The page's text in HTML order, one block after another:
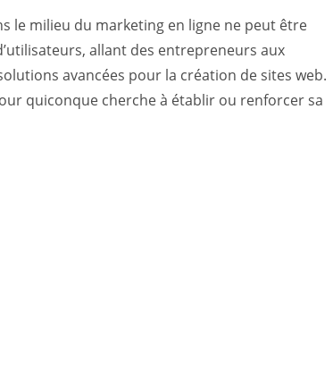
le milieu du marketing en ligne ne peut être
allant des entrepreneurs aux
avancées pour la création de sites web.
quiconque cherche à établir ou renforcer sa